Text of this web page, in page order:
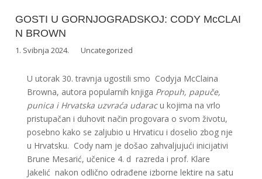
GOSTI U GORNJOGRADSKOJ: CODY McCLAI
N BROWN
1. Svibnja 2024. Uncategorized
U utorak 30. travnja ugostili smo Codyja McClaina
Browna, autora popularnih knjiga Propuh, papuče,
punica i Hrvatska uzvraća udaracu kojima na vrlo
pristupačan i duhovit način progovara o svom životu,
posebno kako se zaljubio u Hrvaticu i doselio zbog nje
u Hrvatsku. Cody nam je došao zahvaljujući inicijativi
Brune Mesarić, učenice 4. d razreda i prof. Klare
Jakelić nakon odlično odrađene izborne lektire na satu